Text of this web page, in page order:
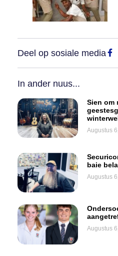
Deel op sosiale media
In ander nuus...
Sien om
Augustus
baie
Augustus
Augustus